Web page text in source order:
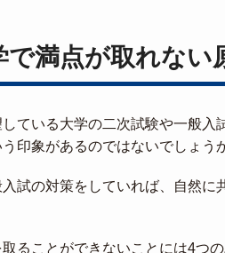
満点が取れない
ている大学の二次試験や一般入
印象があるのではないでしょう
試の対策をしていれば、自然に
ることができないことには4つ